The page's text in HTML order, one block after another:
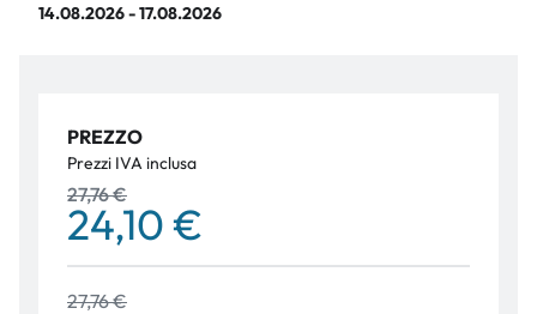
14.08.2026 - 17.08.2026
PREZZO
Prezzi IVA inclusa
27,76 €
24,10 €
27,76 €